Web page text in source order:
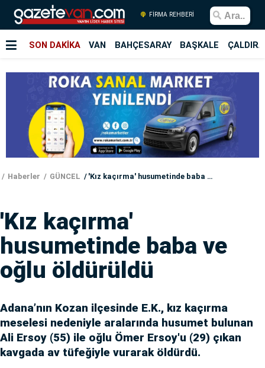
FİRMA REHBERİ
SON DAKİKA VAN BAHÇESARAY BAŞKALE
Haberler GÜNCEL 'Kız kaçırma' husumetinde baba ve oğlu öldürüldü
'Kız kaçırma'
husumetinde baba ve
oğlu öldürüldü
Adana’nın Kozan ilçesinde E.K., kız kaçırma
meselesi nedeniyle aralarında husumet bulunan
Ali Ersoy (55) ile oğlu Ömer Ersoy'u (29) çıkan
kavgada av tüfeğiyle vurarak öldürdü.